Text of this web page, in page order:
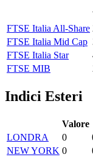
FTSE Italia All-Share
FTSE Italia Mid Cap
FTSE Italia Star
FTSE MIB
Indici Esteri
Valore
LONDRA
0
NEW YORK 0